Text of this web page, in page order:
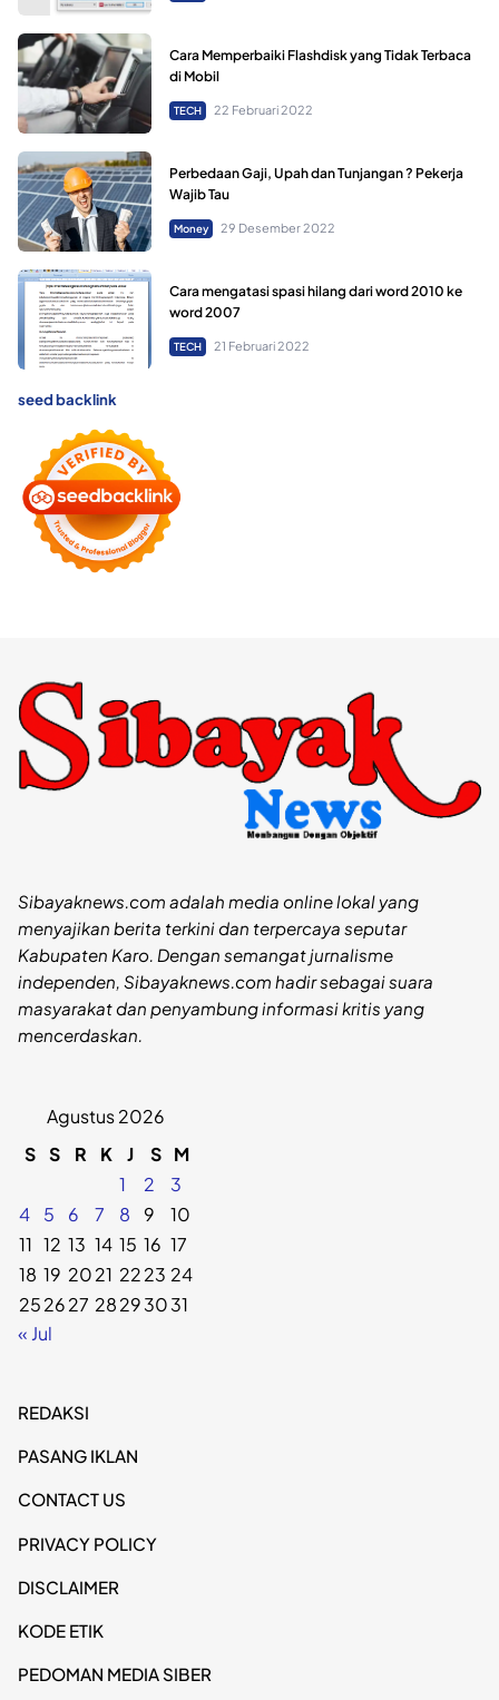
Cara Memperbaiki Flashdisk yang Tidak Terbaca
di Mobil
TECH 22 Februari 2022
Perbedaan Gaji, Upah dan Tunjangan ? Pekerja
Wajib Tau
Money 29 Desember 2022
Cara mengatasi spasi hilang dari word 2010 ke
word 2007
TECH 21 Februari 2022
seed backlink
Sibayaknews.com adalah media online lokal yang
menyajikan berita terkini dan terpercaya seputar
Kabupaten Karo. Dengan semangat jurnalisme
independen, Sibayaknews.com hadir sebagai suara
masyarakat dan penyambung informasi kritis yang
mencerdaskan.
Agustus 2026
S S R K J S M
1
2
3
4
5 6 7 8 9
10
11 12 13 14 15 16 17
18 19 2021 2223 24
252627 28293031
« Jul
REDAKSI
PASANG IKLAN
CONTACT US
PRIVACY POLICY
DISCLAIMER
KODE ETIK
PEDOMAN MEDIA SIBER